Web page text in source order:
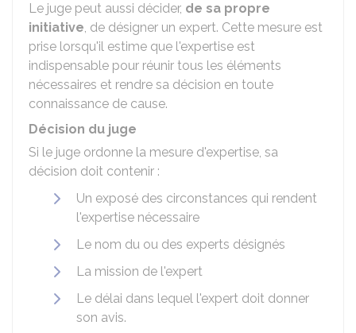
Le juge peut aussi décider, de sa propre
initiative, de désigner un expert. Cette mesure est
prise lorsqu'il estime que l'expertise est
indispensable pour réunir tous les éléments
nécessaires et rendre sa décision en toute
connaissance de cause.
Décision du juge
Si le juge ordonne la mesure d'expertise, sa
décision doit contenir :
Un exposé des circonstances qui rendent
l'expertise nécessaire
Le nom du ou des experts désignés
La mission de l'expert
Le délai dans lequel l'expert doit donner
son avis.